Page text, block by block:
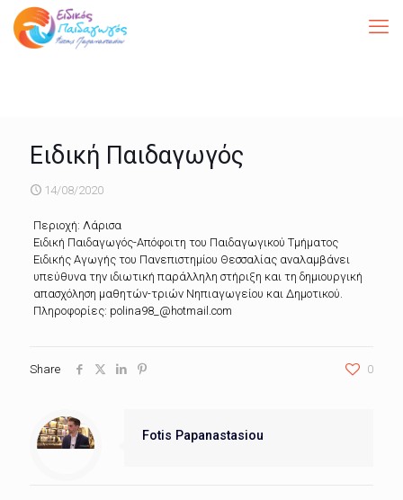
Ειδική Παιδαγωγός
14/08/2020
Περιοχή: Λάρισα
Ειδική Παιδαγωγός-Απόφοιτη του Παιδαγωγικού Τμήματος
Ειδικής Αγωγής του Πανεπιστημίου Θεσσαλίας αναλαμβάνει
υπεύθυνα την ιδιωτική παράλληλη στήριξη και τη δημιουργική
απασχόληση μαθητών-τριών Νηπιαγωγείου και Δημοτικού.
Πληροφορίες: polina98_@hotmail.com
Share 0
Fotis Papanastasiou